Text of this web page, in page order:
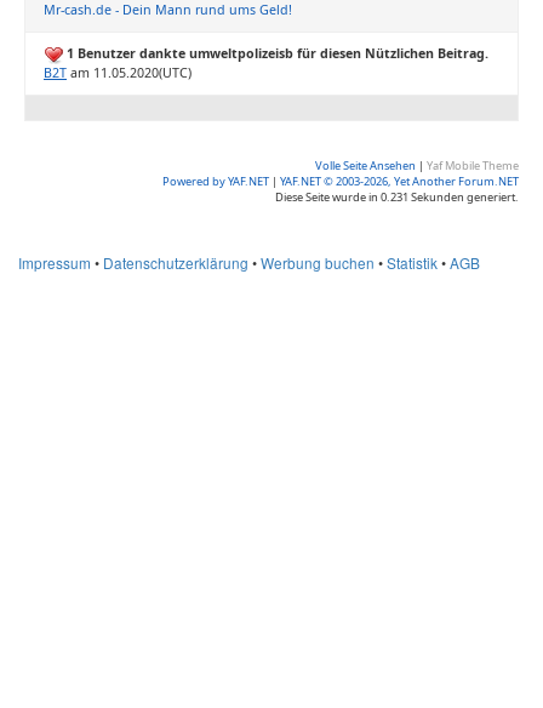
Mr-cash.de - Dein Mann rund ums Geld!
1 Benutzer dankte umweltpolizeisb für diesen Nützlichen Beitrag.
B2T am 11.05.2020(UTC)
Volle Seite Ansehen | Yaf Mobile Theme
Powered by YAF.NET | YAF.NET © 2003-2026, Yet Another Forum.NET
Diese Seite wurde in 0.231 Sekunden generiert.
Impressum • Datenschutzerklärung •Werbung buchen •Statistik•AGB